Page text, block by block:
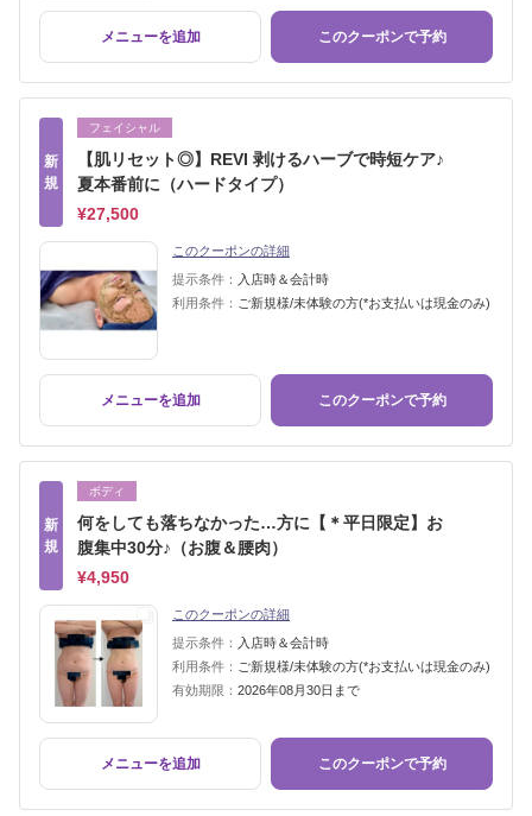
メニューを追加 このクーポンで予約
新
規
フェイシャル
【肌リセット◎】REVI 剥けるハーブで時短ケア♪
夏本番前に（ハードタイプ）
¥27,500
このクーポンの詳細
提示条件：
入店時＆会計時
利用条件： ご新規様/未体験の方(*お支払いは現金のみ)
メニューを追加 このクーポンで予約
新
規
ボディ
何をしても落ちなかった…方に【＊平日限定】お
腹集中30分♪（お腹＆腰肉）
¥4,950
このクーポンの詳細
提示条件：
入店時＆会計時
利用条件： ご新規様/未体験の方(*お支払いは現金のみ)
有効期限： 2026年08月30日まで
メニューを追加 このクーポンで予約